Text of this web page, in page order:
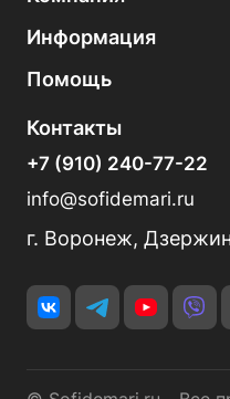
Информация
Помощь
Контакты
+7 (910) 240-77-22
info@sofidemari.ru
г. Воронеж,